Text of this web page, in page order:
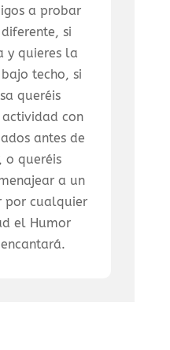
a probar
si
y quieres la
techo, si
queréis
con
antes de
o queréis
a un
por cualquier
el Humor